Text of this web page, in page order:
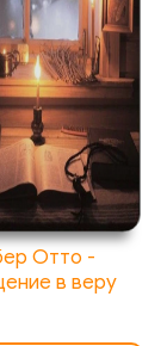
Отто -
в веру